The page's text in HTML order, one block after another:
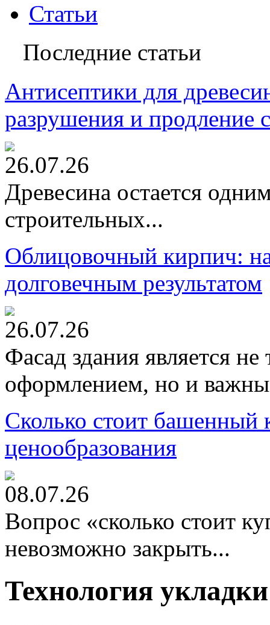
Статьи
Последние статьи
Антисептики для
разрушения и продление
26.07.26
Древесина остается
строительных...
Облицовочный кирпич:
долговечным результатом
26.07.26
Фасад здания является
оформлением, но и
Сколько стоит башенный
ценообразования
08.07.26
Вопрос «сколько стоит
невозможно закрыть...
Технология